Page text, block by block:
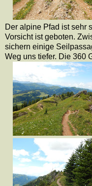
Der alpine Pfad ist sehr
Vorsicht ist geboten.
sichern einige
Weg uns tiefer. Die 360